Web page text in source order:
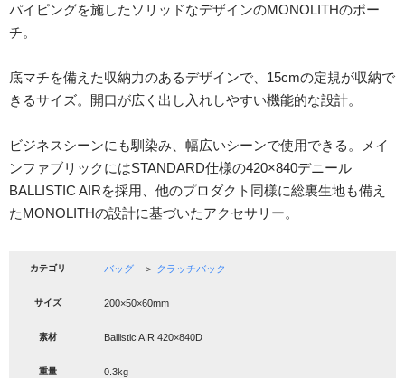
パイピングを施したソリッドなデザインのMONOLITHのポー
チ。
底マチを備えた収納力のあるデザインで、15cmの定規が収納で
きるサイズ。開口が広く出し入れしやすい機能的な設計。
ビジネスシーンにも馴染み、幅広いシーンで使用できる。メイ
ンファブリックにはSTANDARD仕様の420×840デニール
BALLISTIC AIRを採用、他のプロダクト同様に総裏生地も備え
たMONOLITHの設計に基づいたアクセサリー。
カテゴリ バッグ ＞ クラッチバック
サイズ 200×50×60mm
素材 Ballistic AIR 420×840D
重量 0.3kg